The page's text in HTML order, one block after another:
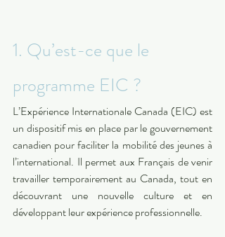
1. Qu’est-ce que le
programme EIC ?
L’Expérience Internationale Canada (EIC) est
un dispositif mis en place par le gouvernement
canadien pour faciliter la mobilité des jeunes à
l’international. Il permet aux Français de venir
travailler temporairement au Canada, tout en
découvrant une nouvelle culture et en
développant leur expérience professionnelle.